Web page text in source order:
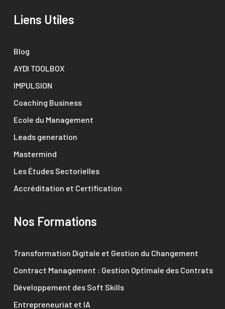
Liens Utiles
Blog
AYDI TOOLBOX
IMPULSION
Coaching Business
Ecole du Management
Leads generation
Mastermind
Les Études Sectorielles
Accréditation et Certification
Nos Formations
Transformation Digitale et Gestion du Changement
Contract Management : Gestion Optimale des Contrats
Développement des Soft Skills
Entrepreneuriat et IA